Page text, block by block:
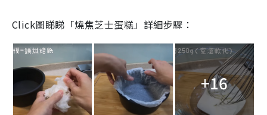
Click圖睇睇「燒焦芝士蛋糕」詳細步驟：
+16